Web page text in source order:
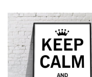
ma
wiele
wariantów.
Opcje
można
wybrać